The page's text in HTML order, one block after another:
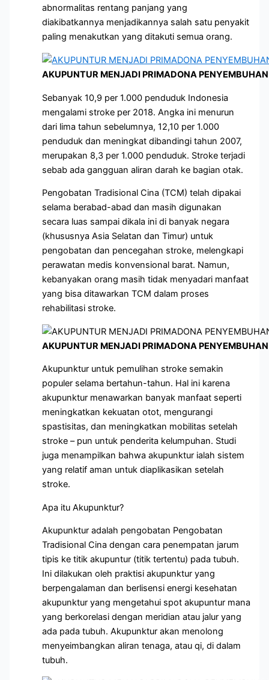
abnormalitas rentang panjang yang
diakibatkannya menjadikannya salah satu penyakit
paling menakutkan yang ditakuti semua orang.
AKUPUNTUR MENJADI PRIMADONA
Sebanyak 10,9 per 1.000 penduduk Indonesia
mengalami stroke per 2018. Angka ini menurun
dari lima tahun sebelumnya, 12,10 per 1.000
penduduk dan meningkat dibandingi tahun 2007,
merupakan 8,3 per 1.000 penduduk. Stroke terjadi
sebab ada gangguan aliran darah ke bagian otak.
Pengobatan Tradisional Cina (TCM) telah dipakai
selama berabad-abad dan masih digunakan
secara luas sampai dikala ini di banyak negara
(khususnya Asia Selatan dan Timur) untuk
pengobatan dan pencegahan stroke, melengkapi
perawatan medis konvensional barat. Namun,
kebanyakan orang masih tidak menyadari manfaat
yang bisa ditawarkan TCM dalam proses
rehabilitasi stroke.
AKUPUNTUR MENJADI PRIMADONA
Akupunktur untuk pemulihan stroke semakin
populer selama bertahun-tahun. Hal ini karena
akupunktur menawarkan banyak manfaat seperti
meningkatkan kekuatan otot, mengurangi
spastisitas, dan meningkatkan mobilitas setelah
stroke – pun untuk penderita kelumpuhan. Studi
juga menampilkan bahwa akupunktur ialah sistem
yang relatif aman untuk diaplikasikan setelah
stroke.
Apa itu Akupunktur?
Akupunktur adalah pengobatan Pengobatan
Tradisional Cina dengan cara penempatan jarum
tipis ke titik akupuntur (titik tertentu) pada tubuh.
Ini dilakukan oleh praktisi akupunktur yang
berpengalaman dan berlisensi energi kesehatan
akupunktur yang mengetahui spot akupuntur mana
yang berkorelasi dengan meridian atau jalur yang
ada pada tubuh. Akupunktur akan menolong
menyeimbangkan aliran tenaga, atau qi, di dalam
tubuh.